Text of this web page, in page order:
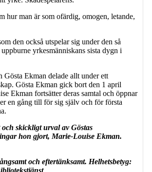
hur man är som ofärdig, omogen, letande,
den också utspelar sig under den så
yrkesmänniskans sista dygn i
Gösta Ekman delade allt under ett
Gösta Ekman gick bort den 1 april
Ekman fortsätter deras samtal och öppnar
en gång till för sig själv och för första
och skickligt urval av Göstas
hon gjort, Marie-Louise Ekman.
och eftertänksamt. Helhetsbetyg: